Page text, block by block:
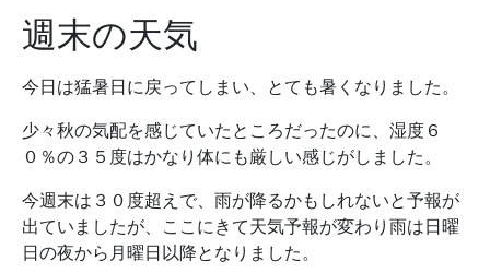
週末の天気
今日は猛暑日に戻ってしまい、とても暑くなりました。
少々秋の気配を感じていたところだったのに、湿度６
０％の３５度はかなり体にも厳しい感じがしました。
今週末は３０度超えで、雨が降るかもしれないと予報が
出ていましたが、ここにきて天気予報が変わり雨は日曜
日の夜から月曜日以降となりました。